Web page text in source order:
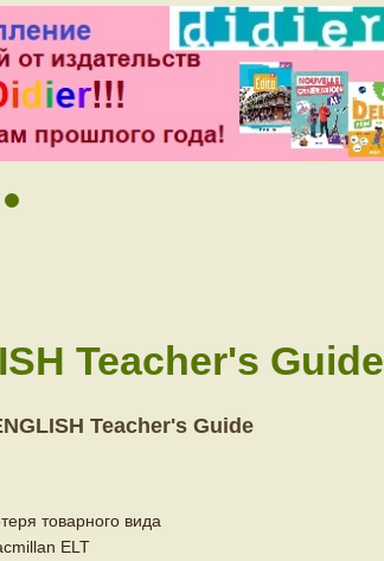
Teacher's Guide
Teacher's Guide
товарного вида
ELT